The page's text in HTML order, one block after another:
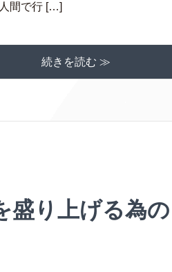
間で行 […]
続きを読む ≫
盛り上げる為